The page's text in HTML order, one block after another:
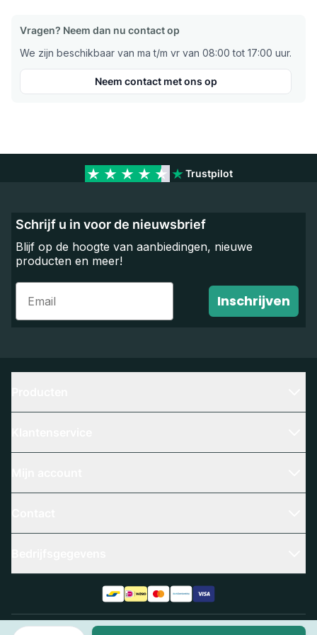
Aantal
Vragen? Neem dan nu contact op
We zijn beschikbaar van ma t/m vr van 08:00 tot 17:00 uur.
Neem contact met ons op
Trustpilot
Schrijf u in voor de nieuwsbrief
Blijf op de hoogte van aanbiedingen, nieuwe
producten en meer!
Email
Inschrijven
Algemene voorwaarden